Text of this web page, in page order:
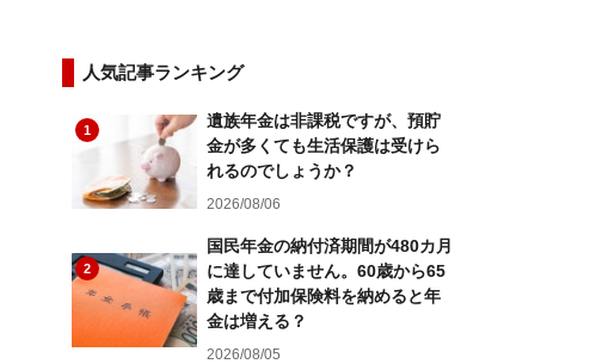
人気記事ランキング
1
遺族年金は非課税ですが、預貯
金が多くても生活保護は受けら
れるのでしょうか？
2026/08/06
2
国民年金の納付済期間が480カ月
に達していません。60歳から65
歳まで付加保険料を納めると年
金は増える？
2026/08/05